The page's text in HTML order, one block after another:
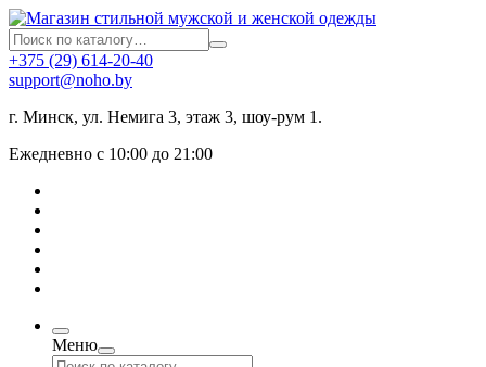
+375 (29) 614-20-40
support@noho.by
г. Минск, ул. Немига 3, этаж 3, шоу-рум 1.
Ежедневно с 10:00 до 21:00
Меню